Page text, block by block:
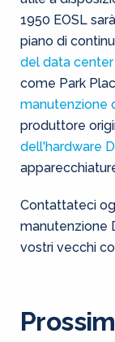
1950 EOSL
piano di
del data center
come Park
manutenzione
produttore
dell'hardware
Contattateci
manutenzione
vostri vecchi